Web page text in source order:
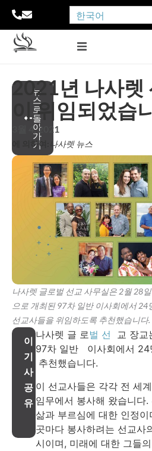
한국어
뉴
스
로
돌
아
가
기
2021년 나사렛
이 위임되었습
3월 4, 2021
에 의하여: 나사렛 뉴스
나사렛 글로벌 선교 사무실은 2월 28
으로 개최된 97차 일반 이사회에서 24
선교사들을 위임하도록 추천했습니다.
이
기
사
공
유
나사렛 글 로벌 선 교 장교
97차 일반 이사회에서 24
추천했습니다.
이 선교사들은 각각 전 세
임무에서 봉사해 왔습니다
삶과 부르심에 대한 인정
곳마다 봉사하려는 선교사
시이며, 미래에 대한 그들